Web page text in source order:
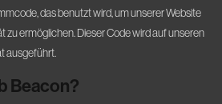
das benutzt wird, um unserer Website
zu ermöglichen. Dieser Code wird auf unseren
ausgeführt.
Beacon?